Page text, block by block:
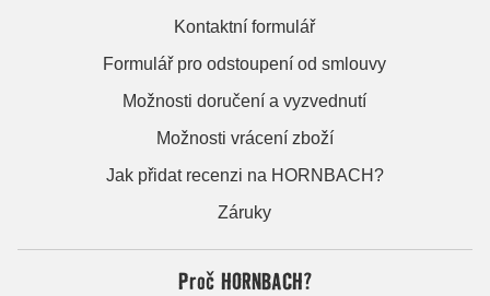
Kontaktní formulář
Formulář pro odstoupení od smlouvy
Možnosti doručení a vyzvednutí
Možnosti vrácení zboží
Jak přidat recenzi na HORNBACH?
Záruky
Proč HORNBACH?